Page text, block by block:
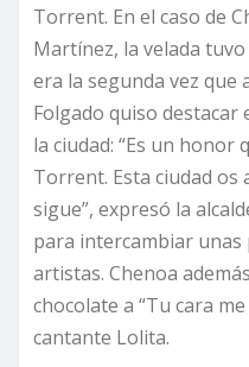
Torrent. En el caso de
Martínez, la velada
era la segunda vez que
Folgado quiso destacar
la ciudad: “Es un honor
Torrent. Esta ciudad os
sigue”, expresó la
para intercambiar unas
artistas. Chenoa
chocolate a “Tu cara
cantante Lolita.